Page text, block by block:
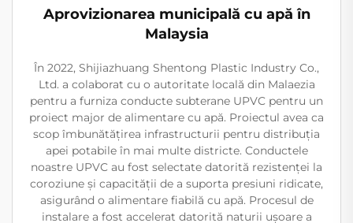
Aprovizionarea municipală cu apă în
Malaysia
În 2022, Shijiazhuang Shentong Plastic Industry Co.,
Ltd. a colaborat cu o autoritate locală din Malaezia
pentru a furniza conducte subterane UPVC pentru un
proiect major de alimentare cu apă. Proiectul avea ca
scop îmbunătățirea infrastructurii pentru distribuția
apei potabile în mai multe districte. Conductele
noastre UPVC au fost selectate datorită rezistenței la
coroziune și capacității de a suporta presiuni ridicate,
asigurând o alimentare fiabilă cu apă. Procesul de
instalare a fost accelerat datorită naturii ușoare a